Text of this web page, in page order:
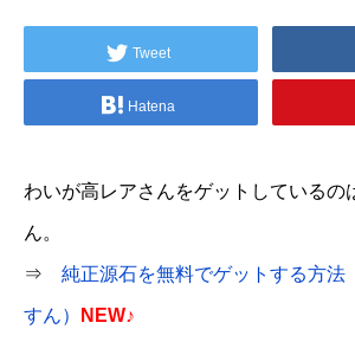
Tweet
Hatena
わいが高レアさんをゲットしているの
ん。
⇒ 純正源石を無料でゲットする方法
すん） NEW♪